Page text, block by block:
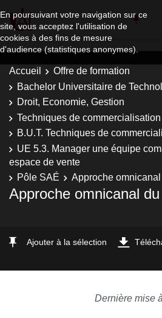
En poursuivant votre navigation sur ce
site, vous acceptez l'utilisation de
cookies à des fins de mesure
d'audience (statistiques anonymes).
Accueil
Offre de formation
Bachelor Universitaire de
Droit, Economie, Gestion
Techniques de
B.U.T. Techniques de
UE 5.3. Manager une équipe
espace de vente
Pôle SAÉ
Approche
Approche omnicanal
Ajouter à la sélection
Dernière mise